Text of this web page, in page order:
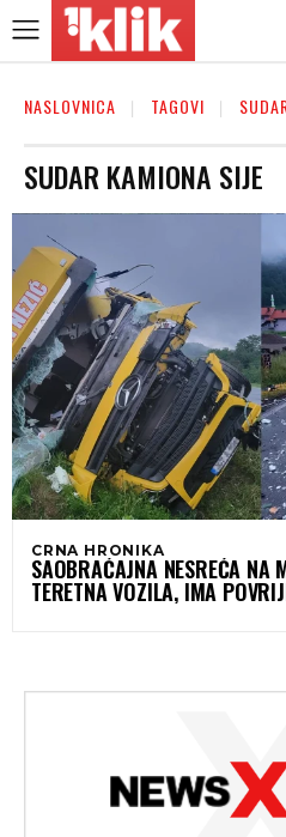
NASLOVNICA TAGOVI
SUDAR KAMIONA SIJE
CRNA HRONIKA
SAOBRAĆAJNA NESREĆA NA
TERETNA VOZILA, IMA